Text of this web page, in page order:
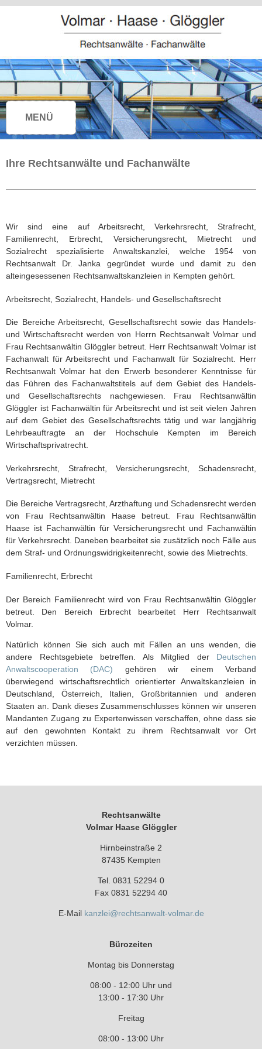
MENÜ
Navigation
Ihre Rechtsanwälte und Fachanwälte
Wir sind eine auf Arbeitsrecht, Verkehrsrecht, Strafrecht,
Familienrecht, Erbrecht, Versicherungsrecht, Mietrecht und
Sozialrecht spezialisierte Anwaltskanzlei, welche 1954 von
Rechtsanwalt Dr. Janka gegründet wurde und damit zu den
alteingesessenen Rechtsanwaltskanzleien in Kempten gehört.
Arbeitsrecht, Sozialrecht, Handels- und Gesellschaftsrecht
Die Bereiche Arbeitsrecht, Gesellschaftsrecht sowie das Handels-
und Wirtschaftsrecht werden von Herrn Rechtsanwalt Volmar und
Frau Rechtsanwältin Glöggler betreut. Herr Rechtsanwalt Volmar ist
Fachanwalt für Arbeitsrecht und Fachanwalt für Sozialrecht. Herr
Rechtsanwalt Volmar hat den Erwerb besonderer Kenntnisse für
das Führen des Fachanwaltstitels auf dem Gebiet des Handels-
und Gesellschaftsrechts nachgewiesen. Frau Rechtsanwältin
Glöggler ist Fachanwältin für Arbeitsrecht und ist seit vielen Jahren
auf dem Gebiet des Gesellschaftsrechts tätig und war langjährig
Lehrbeauftragte an der Hochschule Kempten im Bereich
Wirtschaftsprivatrecht.
Verkehrsrecht, Strafrecht, Versicherungsrecht, Schadensrecht,
Vertragsrecht, Mietrecht
Die Bereiche Vertragsrecht, Arzthaftung und Schadensrecht werden
von Frau Rechtsanwältin Haase betreut. Frau Rechtsanwältin
Haase ist Fachanwältin für Versicherungsrecht und Fachanwältin
für Verkehrsrecht. Daneben bearbeitet sie zusätzlich noch Fälle aus
dem Straf- und Ordnungswidrigkeitenrecht, sowie des Mietrechts.
Familienrecht, Erbrecht
Der Bereich Familienrecht wird von Frau Rechtsanwältin Glöggler
betreut. Den Bereich Erbrecht bearbeitet Herr Rechtsanwalt
Volmar.
Natürlich können Sie sich auch mit Fällen an uns wenden, die
andere Rechtsgebiete betreffen. Als Mitglied der Deutschen
Anwaltscooperation (DAC) gehören wir einem Verband
überwiegend wirtschaftsrechtlich orientierter Anwaltskanzleien in
Deutschland, Österreich, Italien, Großbritannien und anderen
Staaten an. Dank dieses Zusammenschlusses können wir unseren
Mandanten Zugang zu Expertenwissen verschaffen, ohne dass sie
auf den gewohnten Kontakt zu ihrem Rechtsanwalt vor Ort
verzichten müssen.
Rechtsanwälte
Volmar Haase Glöggler
Hirnbeinstraße 2
87435 Kempten
Tel. 0831 52294 0
Fax 0831 52294 40
E-Mail kanzlei@rechtsanwalt-volmar.de
Bürozeiten
Montag bis Donnerstag
08:00 - 12:00 Uhr und
13:00 - 17:30 Uhr
Freitag
08:00 - 13:00 Uhr